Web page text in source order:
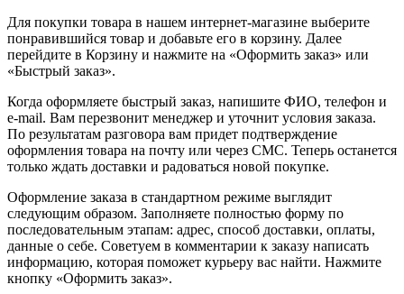
Для покупки товара в нашем интернет-магазине выберите
понравившийся товар и добавьте его в корзину. Далее
перейдите в Корзину и нажмите на «Оформить заказ» или
«Быстрый заказ».
Когда оформляете быстрый заказ, напишите ФИО, телефон и
e-mail. Вам перезвонит менеджер и уточнит условия заказа.
По результатам разговора вам придет подтверждение
оформления товара на почту или через СМС. Теперь останется
только ждать доставки и радоваться новой покупке.
Оформление заказа в стандартном режиме выглядит
следующим образом. Заполняете полностью форму по
последовательным этапам: адрес, способ доставки, оплаты,
данные о себе. Советуем в комментарии к заказу написать
информацию, которая поможет курьеру вас найти. Нажмите
кнопку «Оформить заказ».